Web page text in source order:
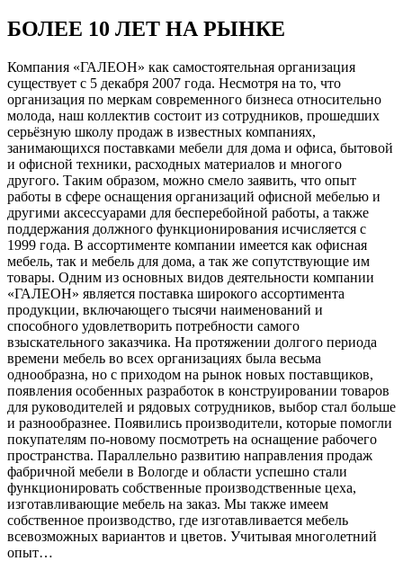
БОЛЕЕ 10 ЛЕТ НА РЫНКЕ
Компания «ГАЛЕОН» как самостоятельная организация
существует с 5 декабря 2007 года. Несмотря на то, что
организация по меркам современного бизнеса относительно
молода, наш коллектив состоит из сотрудников, прошедших
серьёзную школу продаж в известных компаниях,
занимающихся поставками мебели для дома и офиса, бытовой
и офисной техники, расходных материалов и многого
другого. Таким образом, можно смело заявить, что опыт
работы в сфере оснащения организаций офисной мебелью и
другими аксессуарами для бесперебойной работы, а также
поддержания должного функционирования исчисляется с
1999 года. В ассортименте компании имеется как офисная
мебель, так и мебель для дома, а так же сопутствующие им
товары. Одним из основных видов деятельности компании
«ГАЛЕОН» является поставка широкого ассортимента
продукции, включающего тысячи наименований и
способного удовлетворить потребности самого
взыскательного заказчика. На протяжении долгого периода
времени мебель во всех организациях была весьма
однообразна, но с приходом на рынок новых поставщиков,
появления особенных разработок в конструировании товаров
для руководителей и рядовых сотрудников, выбор стал больше
и разнообразнее. Появились производители, которые помогли
покупателям по-новому посмотреть на оснащение рабочего
пространства. Параллельно развитию направления продаж
фабричной мебели в Вологде и области успешно стали
функционировать собственные производственные цеха,
изготавливающие мебель на заказ. Мы также имеем
собственное производство, где изготавливается мебель
всевозможных вариантов и цветов. Учитывая многолетний
опыт…